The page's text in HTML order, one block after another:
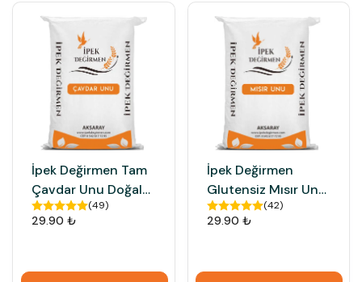
İpek Değirmen Tam
Çavdar Unu Doğal
Katkısız Taş
Değirmen Unu
(49)
29.90 ₺
İpek Değirmen
Glutensiz Mısır Unu
Doğal Katkısız Taş
Değirmen Unu
(42)
29.90 ₺